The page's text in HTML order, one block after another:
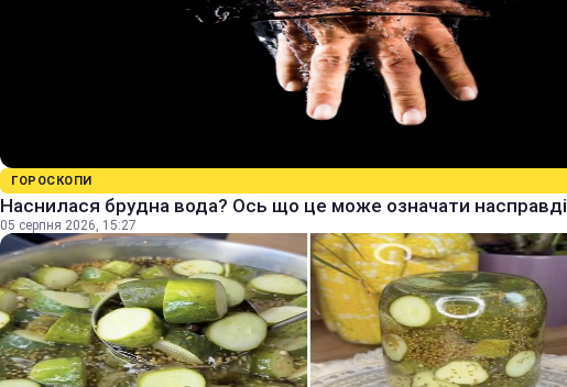
ГОРОСКОПИ
Наснилася брудна вода? Ось що це може означати насправді
05 серпня 2026, 15:27